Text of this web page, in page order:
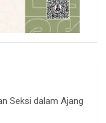
Seksi dalam Ajang